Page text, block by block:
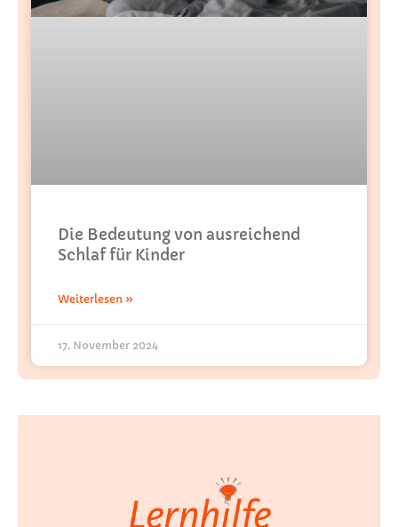
Die Bedeutung von ausreichend
Schlaf für Kinder
Weiterlesen »
17. November 2024